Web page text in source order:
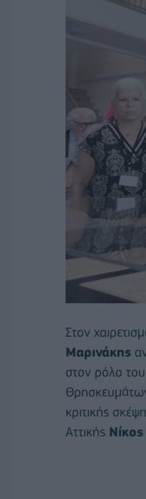
Στον
Μαρινάκης
στον ρόλο
κριτικής
Αττικής